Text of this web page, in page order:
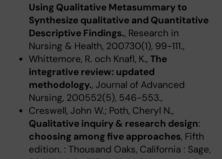
Using Qualitative Metasummary to
Synthesize qualitative and Quantitative
Descriptive Findings., Research in
Nursing & Health, 200730(1), 99-111.,
Whittemore, R. och Knafl, K., The
integrative review: updated
methodology., Journal of Advanced
Nursing, 200552(5), 546-553.,
Creswell, John W.; Poth, Cheryl N.,
Qualitative inquiry & research design:
choosing among five approaches, Fifth
edition. : Thousand Oaks, California : Sage,